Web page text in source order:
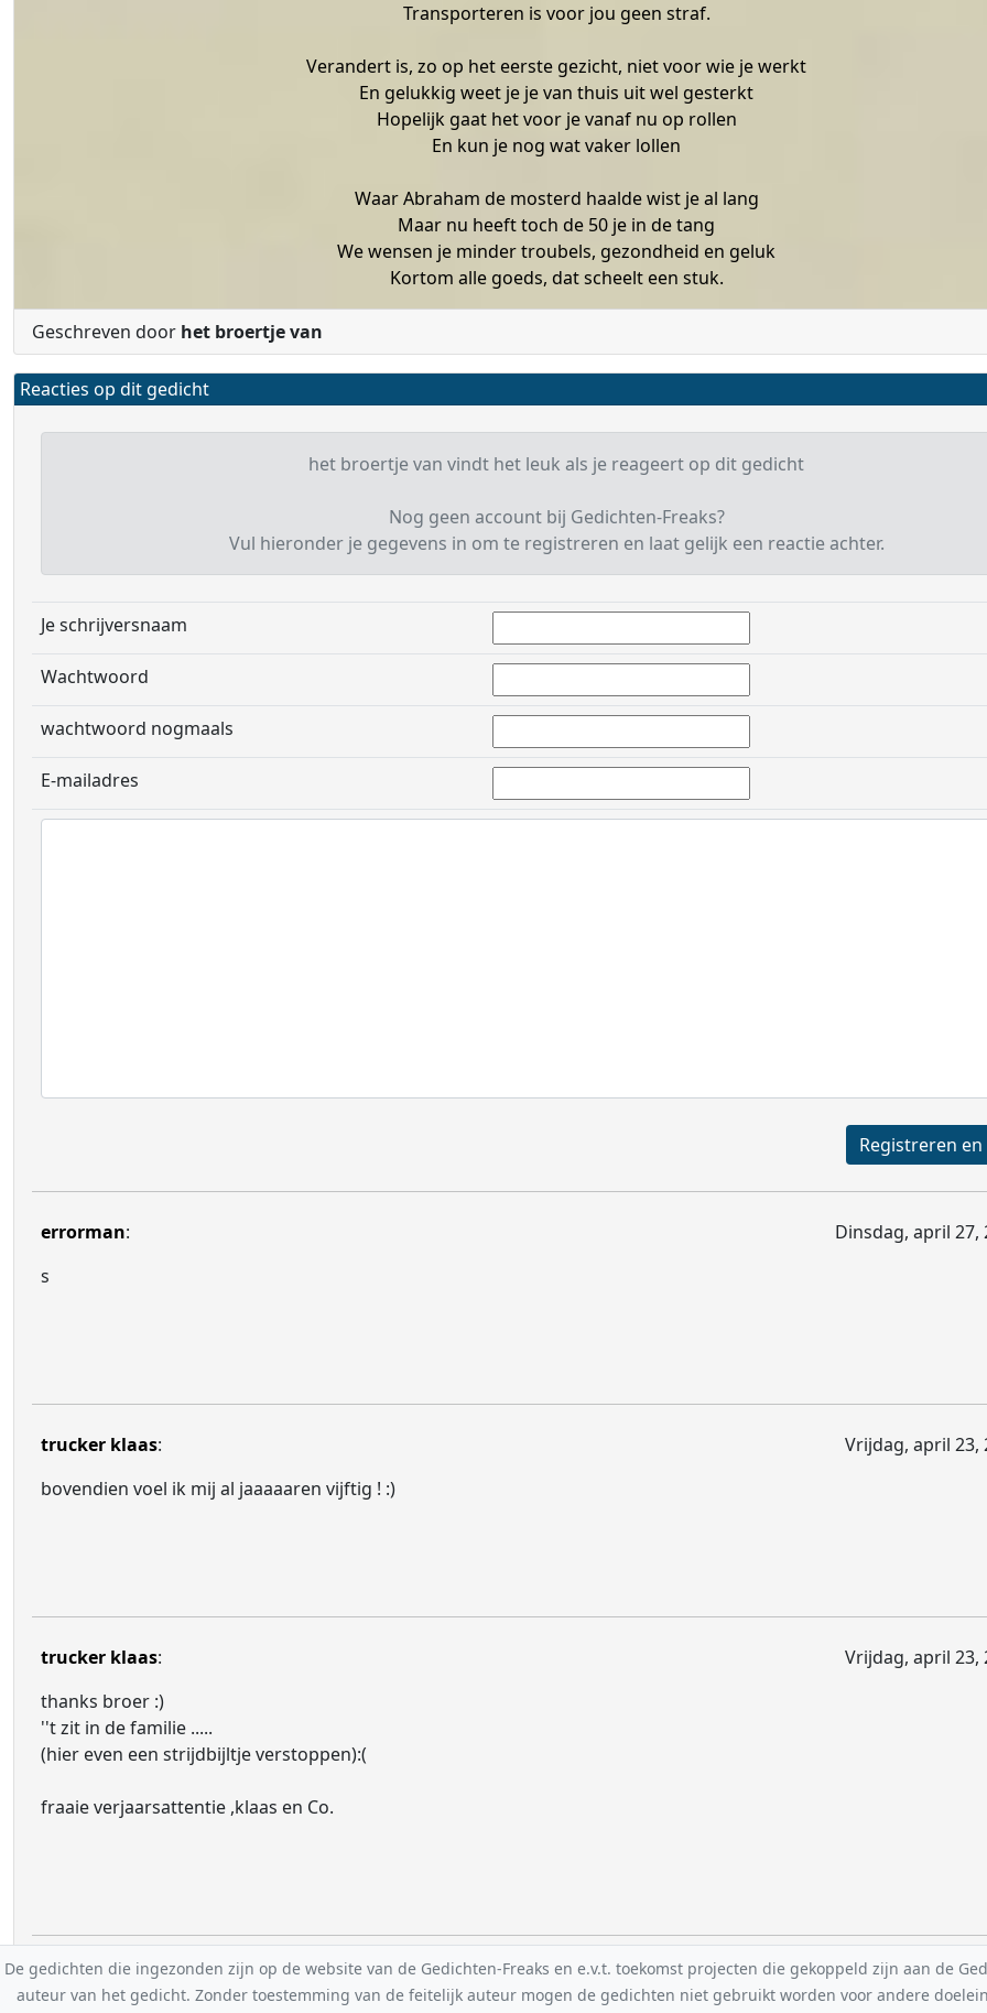
Transporteren is voor jou geen straf.
Verandert is, zo op het eerste gezicht, niet voor wie je werkt
En gelukkig weet je je van thuis uit wel gesterkt
Hopelijk gaat het voor je vanaf nu op rollen
En kun je nog wat vaker lollen
Waar Abraham de mosterd haalde wist je al lang
Maar nu heeft toch de 50 je in de tang
We wensen je minder troubels, gezondheid en geluk
Kortom alle goeds, dat scheelt een stuk.
Geschreven door het broertje van
Reacties op dit gedicht
het broertje van vindt het leuk als je reageert op dit gedicht
Nog geen account bij Gedichten-Freaks?
Vul hieronder je gegevens in om te registreren en laat gelijk een reactie achter.
Je schrijversnaam
Wachtwoord
wachtwoord nogmaals
E-mailadres
errorman:
Dinsdag, april 27,
s
trucker klaas:
Vrijdag, april 23,
bovendien voel ik mij al jaaaaaren vijftig ! :)
trucker klaas:
Vrijdag, april 23,
thanks broer :)
''t zit in de familie .....
(hier even een strijdbijltje verstoppen):(
fraaie verjaarsattentie ,klaas en Co.
De gedichten die ingezonden zijn op de website van de Gedichten-Freaks en e.v.t. toekomst projecten die gekoppeld zijn aan de
auteur van het gedicht. Zonder toestemming van de feitelijk auteur mogen de gedichten niet gebruikt worden voor andere